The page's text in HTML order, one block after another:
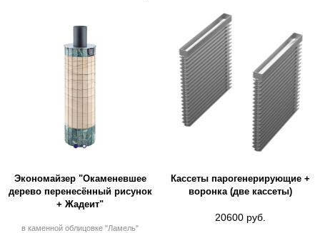
Экономайзер "Окаменевшее
дерево перенесённый рисунок
+ Жадеит"
в каменной облицовке "Ламель"
Кассеты парогенерирующие +
воронка (две кассеты)
20600 руб.